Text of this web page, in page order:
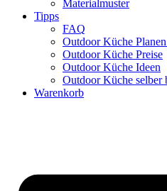
Materialmuster
Tipps
FAQ
Outdoor Küche
Outdoor Küche Preise
Outdoor Küche Ideen
Outdoor Küche selber
Warenkorb